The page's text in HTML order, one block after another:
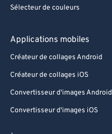
Sélecteur de couleurs
Applications mobiles
Créateur de collages Android
Créateur de collages iOS
Convertisseur d'images Android
Convertisseur d'images iOS